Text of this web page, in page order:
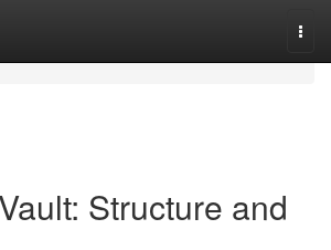
Structure and